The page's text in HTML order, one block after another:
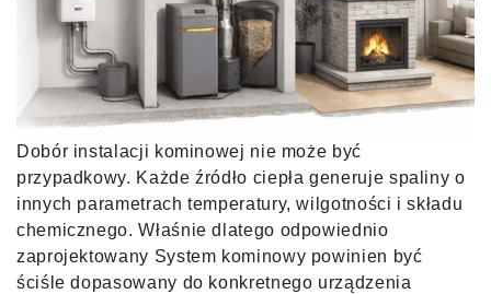
Dobór instalacji kominowej nie może być
przypadkowy. Każde źródło ciepła generuje spaliny o
innych parametrach temperatury, wilgotności i składu
chemicznego. Właśnie dlatego odpowiednio
zaprojektowany System kominowy powinien być
ściśle dopasowany do konkretnego urządzenia